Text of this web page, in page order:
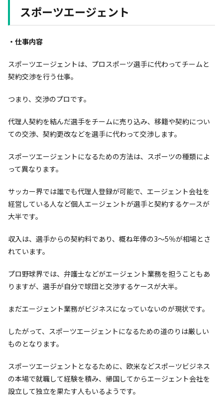
スポーツエージェント
・仕事内容
スポーツエージェントは、プロスポーツ選手に代わってチームと
契約交渉を行う仕事。
つまり、交渉のプロです。
代理人契約を結んだ選手をチームに売り込み、移籍や契約につい
ての交渉、契約更改などを選手に代わって交渉します。
スポーツエージェントになるための方法は、スポーツの種類によ
って異なります。
サッカー界では誰でも代理人登録が可能で、エージェント会社を
経営している人など個人エージェントが選手と契約するケースが
大半です。
収入は、選手からの契約料であり、概ね年俸の3～5％が相場とさ
れています。
プロ野球界では、弁護士などがエージェント業務を担うこともあ
りますが、選手が自分で球団と交渉するケースが大半。
まだエージェント業務がビジネスになっていないのが現状です。
したがって、スポーツエージェントになるための道のりは厳しい
ものとなります。
スポーツエージェントとなるために、欧米などスポーツビジネス
の本場で就職して経験を積み、帰国してからエージェント会社を
設立して独立を果たす人もいるようです。